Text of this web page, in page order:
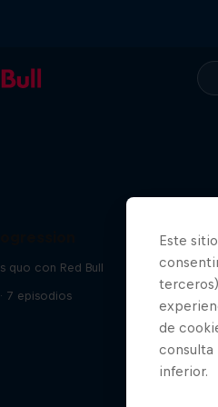
quo con Red Bull
7 episodios
Este
de
consulta
inferior.